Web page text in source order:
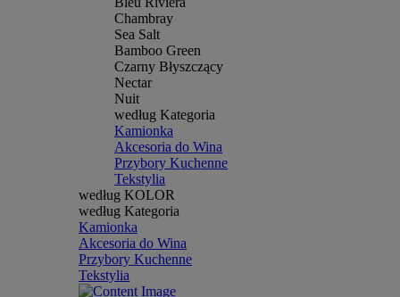
Chambray
Sea Salt
Bamboo Green
Czarny Błyszczący
Nectar
Nuit
według Kategoria
Kamionka
Akcesoria do Wina
Przybory Kuchenne
Tekstylia
według KOLOR
według Kategoria
Kamionka
Akcesoria do Wina
Przybory Kuchenne
Tekstylia